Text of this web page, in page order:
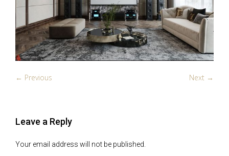
← Previous Next →
Leave a Reply
Your email address will not be published.